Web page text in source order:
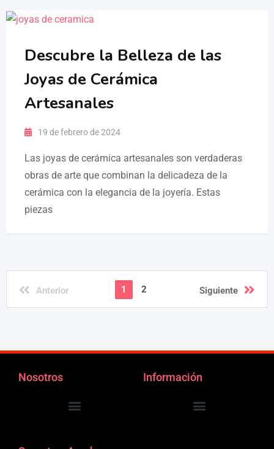
Descubre la Belleza de las
Joyas de Cerámica
Artesanales
19 de febrero de 2024
Las joyas de cerámica artesanales son verdaderas
obras de arte que combinan la delicadeza de la
cerámica con la elegancia de la joyería. Estas
piezas
Anterior 1 2 Siguiente
Nosotros Información